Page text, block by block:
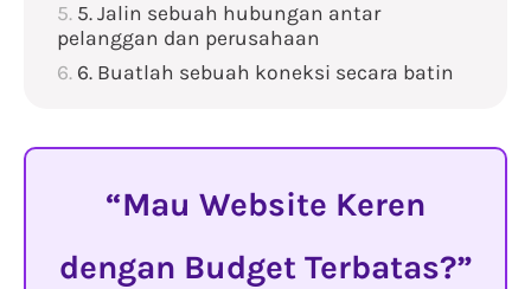
5. Jalin sebuah hubungan antar
pelanggan dan perusahaan
6. Buatlah sebuah koneksi secara batin
Mau Website Keren
dengan Budget Terbatas?